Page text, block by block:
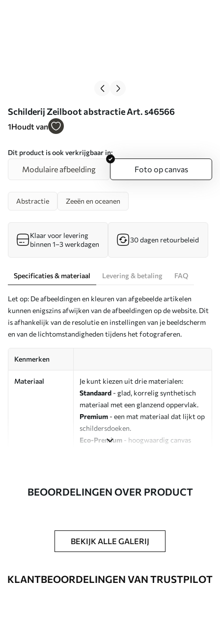
Schilderij Zeilboot abstractie Art. s46566
1Houdt van
Dit product is ook verkrijgbaar in:
Modulaire afbeelding Foto op canvas
Abstractie Zeeën en oceanen
Klaar voor levering
binnen 1–3 werkdagen
30 dagen retourbeleid
Specificaties & materiaal Levering & betaling FAQ
Let op: De afbeeldingen en kleuren van afgebeelde artikelen
kunnen enigszins afwijken van de afbeeldingen op de website. Dit
is afhankelijk van de resolutie en instellingen van je beeldscherm
en van de lichtomstandigheden tijdens het fotograferen.
Kenmerken
Materiaal
Je kunt kiezen uit drie materialen:
Standaard - glad, korrelig synthetisch
materiaal met een glanzend oppervlak.
Premium - een mat materiaal dat lijkt op
schildersdoeken.
Eco-Premium - hoogwaardig canvas
Artikelnummer s46566
Beschikbare materialen
Standaard
BEOORDELINGEN OVER PRODUCT
BEKIJK ALLE GALERIJ
KLANTBEOORDELINGEN VAN TRUSTPILOT